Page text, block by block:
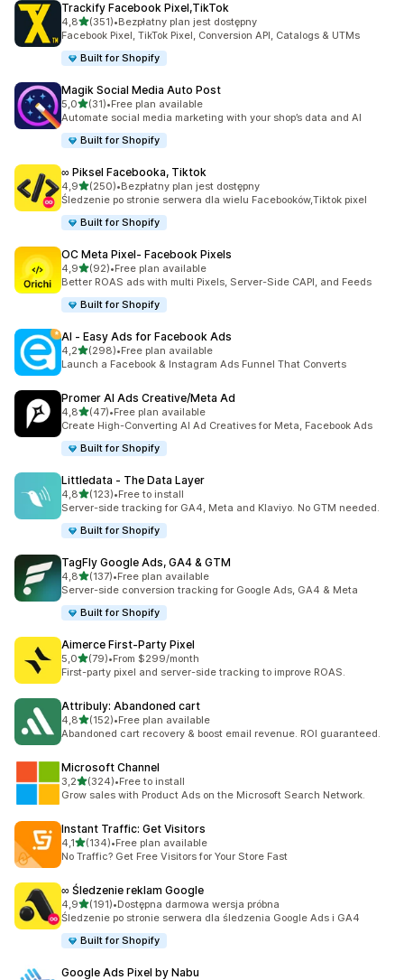
Trackify Facebook Pixel,TikTok
4,8na 5 gwiazdek
(351)
Łączna liczba recenzji: 351
•Bezpłatny plan jest dostępny
Facebook Pixel, TikTok Pixel, Conversion API, Catalogs & UTMs
Built for Shopify
Magik Social Media Auto Post
5,0na 5 gwiazdek
(31)
Łączna liczba recenzji: 31
•Free plan available
Automate social media marketing with your shop’s data and AI
Built for Shopify
∞ Piksel Facebooka, Tiktok
4,9na 5 gwiazdek
(250)
Łączna liczba recenzji: 250
•Bezpłatny plan jest dostępny
Śledzenie po stronie serwera dla wielu Facebooków,Tiktok pixel
Built for Shopify
OC Meta Pixel‑ Facebook Pixels
4,9na 5 gwiazdek
(92)
Łączna liczba recenzji: 92
•Free plan available
Better ROAS ads with multi Pixels, Server-Side CAPI, and Feeds
Built for Shopify
AI ‑ Easy Ads for Facebook Ads
4,2na 5 gwiazdek
(298)
Łączna liczba recenzji: 298
•Free plan available
Launch a Facebook & Instagram Ads Funnel That Converts
Promer AI Ads Creative/Meta Ad
4,8na 5 gwiazdek
(47)
Łączna liczba recenzji: 47
•Free plan available
Create High-Converting AI Ad Creatives for Meta, Facebook Ads
Built for Shopify
Littledata ‑ The Data Layer
4,8na 5 gwiazdek
(123)
Łączna liczba recenzji: 123
•Free to install
Server-side tracking for GA4, Meta and Klaviyo. No GTM needed.
Built for Shopify
TagFly Google Ads, GA4 & GTM
4,8na 5 gwiazdek
(137)
Łączna liczba recenzji: 137
•Free plan available
Server-side conversion tracking for Google Ads, GA4 & Meta
Built for Shopify
Aimerce First‑Party Pixel
5,0na 5 gwiazdek
(79)
Łączna liczba recenzji: 79
•From $299/month
First-party pixel and server-side tracking to improve ROAS.
Attribuly: Abandoned cart
4,8na 5 gwiazdek
(152)
Łączna liczba recenzji: 152
•Free plan available
Abandoned cart recovery & boost email revenue. ROI guaranteed.
Microsoft Channel
3,2na 5 gwiazdek
(324)
Łączna liczba recenzji: 324
•Free to install
Grow sales with Product Ads on the Microsoft Search Network.
Instant Traffic: Get Visitors
4,1na 5 gwiazdek
(134)
Łączna liczba recenzji: 134
•Free plan available
No Traffic? Get Free Visitors for Your Store Fast
∞ Śledzenie reklam Google
4,9na 5 gwiazdek
(191)
Łączna liczba recenzji: 191
•Dostępna darmowa wersja próbna
Śledzenie po stronie serwera dla śledzenia Google Ads i GA4
Built for Shopify
Google Ads Pixel by Nabu